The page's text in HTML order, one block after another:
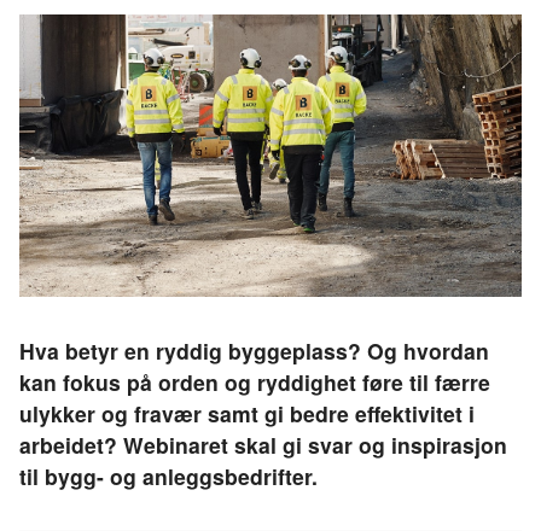
Hva betyr en ryddig byggeplass? Og hvordan
kan fokus på orden og ryddighet føre til færre
ulykker og fravær samt gi bedre effektivitet i
arbeidet? Webinaret skal gi svar og inspirasjon
til bygg- og anleggsbedrifter.